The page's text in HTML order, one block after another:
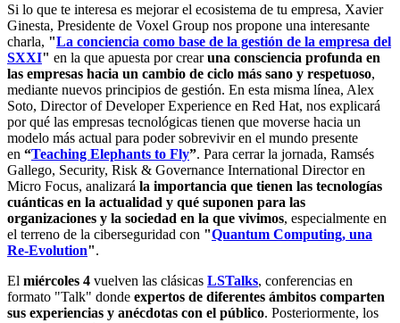
Si lo que te interesa es mejorar el ecosistema de tu empresa, Xavier
Ginesta, Presidente de Voxel Group nos propone una interesante
charla, "La conciencia como base de la gestión de la empresa del
SXXI" en la que apuesta por crearuna consciencia profunda en
las empresas hacia un cambio de ciclo más sano y respetuoso,
mediante nuevos principios de gestión. En esta misma línea, Alex
Soto, Director of Developer Experience en Red Hat, nos explicará
por qué las empresas tecnológicas tienen que moverse hacia un
modelo más actual para poder sobrevivir en el mundo presente
en “Teaching Elephants to Fly”. Para cerrar la jornada, Ramsés
Gallego, Security, Risk & Governance International Director en
Micro Focus, analizará la importancia que tienen las tecnologías
cuánticas en la actualidad y qué suponen para las
organizaciones y la sociedad en la que vivimos, especialmente en
el terreno de la ciberseguridad con "Quantum Computing, una
Re-Evolution".
El miércoles 4 vuelven las clásicas LSTalks, conferencias en
formato "Talk" donde expertos de diferentes ámbitos comparten
sus experiencias y anécdotas con el público. Posteriormente, los